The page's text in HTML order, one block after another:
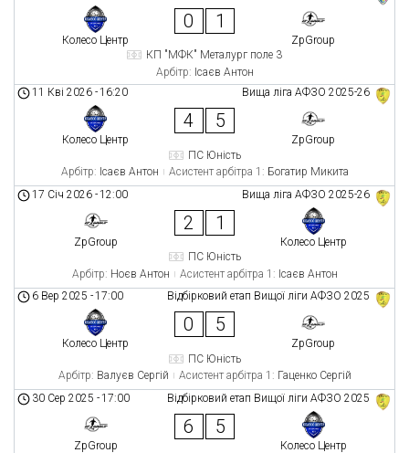
Колесо Центр
0 1
ZpGroup
КП "МФК" Металург поле 3
Арбітр: Ісаєв Антон
Вища ліга АФЗО 2025-26
11 Кві 2026 -16:20
Колесо Центр
4 5
ZpGroup
ПС Юність
Арбітр: Ісаєв Антон Асистент арбітра 1: Богатир Микита
Вища ліга АФЗО 2025-26
17 Січ 2026 -12:00
ZpGroup
2 1
Колесо Центр
ПС Юність
Арбітр: Ноєв Антон Асистент арбітра 1: Ісаєв Антон
Відбірковий етап Вищої ліги АФЗО 2025
6 Вер 2025 -17:00
Колесо Центр
0 5
ZpGroup
ПС Юність
Арбітр: Валуєв Сергій Асистент арбітра 1: Гаценко Сергій
Відбірковий етап Вищої ліги АФЗО 2025
30 Сер 2025 -17:00
ZpGroup
6 5
Колесо Центр